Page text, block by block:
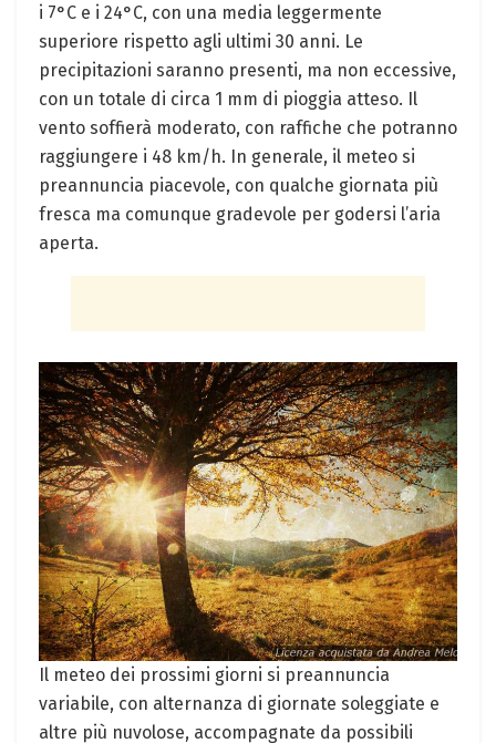
i 7°C e i 24°C, con una media leggermente
superiore rispetto agli ultimi 30 anni. Le
precipitazioni saranno presenti, ma non eccessive,
con un totale di circa 1 mm di pioggia atteso. Il
vento soffierà moderato, con raffiche che potranno
raggiungere i 48 km/h. In generale, il meteo si
preannuncia piacevole, con qualche giornata più
fresca ma comunque gradevole per godersi l’aria
aperta.
Il meteo dei prossimi giorni si preannuncia
variabile, con alternanza di giornate soleggiate e
altre più nuvolose, accompagnate da possibili